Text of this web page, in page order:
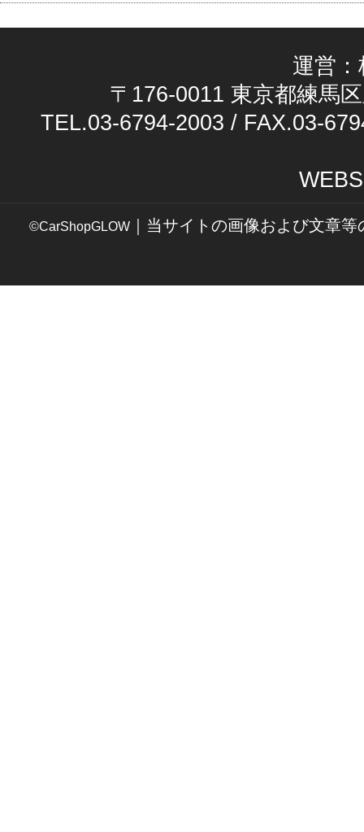
運営
〒176-0011 東京都練馬
TEL.03-6794-2003 / FAX.03-
©CarShopGLOW ｜当サイトの画像および文章